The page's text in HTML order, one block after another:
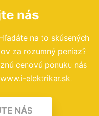
nás
na to skúsených
za rozumný peniaz?
cenovú ponuku nás
elektrikar.sk.
NÁS